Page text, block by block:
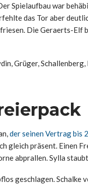
Spielaufbau war
das Tor aber
Die Geraerts-Elf
Grüger,
der seinen Vertrag bis
gleich präsent. Einen
abprallen. Sylla
geschlagen.